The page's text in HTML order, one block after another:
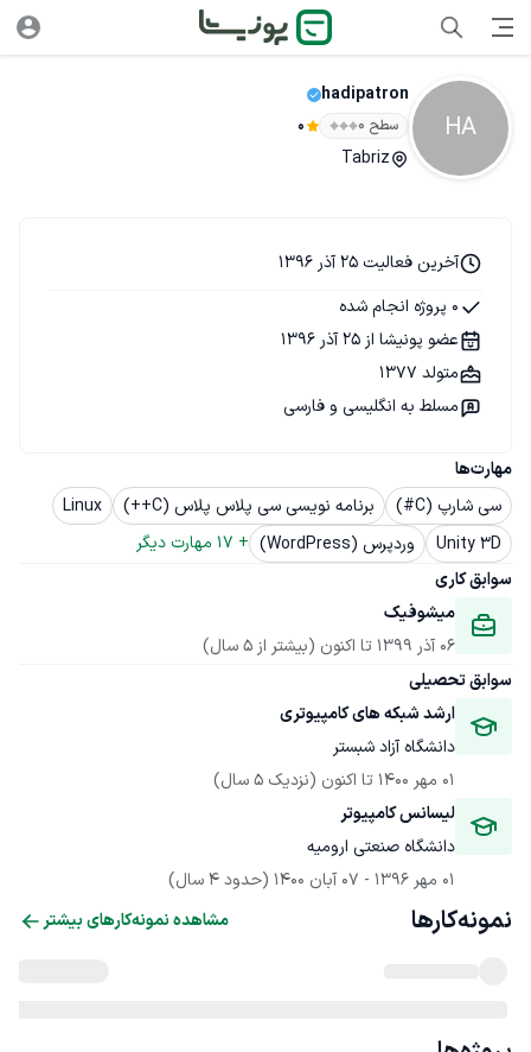
HA
hadipatron
سطح ۰ 0
Tabriz
مهارت‌ها
سی شارپ (C#)
برنامه نویسی سی پلاس پلاس (C++)
Linux
Unity 3D
وردپرس (WordPress) +
17 مهارت دیگر
سوابق کاری
میشوفیک
06 آذر 1399
تا اکنون (بیشتر از 5 سال)
سوابق تحصیلی
ارشد شبکه های کامپیوتری
دانشگاه آزاد شبستر
01 مهر 1400
تا اکنون (نزدیک 5 سال)
لیسانس کامپیوتر
دانشگاه صنعتی ارومیه
01 مهر 1396
- 07 آبان 1400 (حدود 4 سال)
آخرین فعالیت 25 آذر 1396
0 پروژه انجام شده
عضو پونیشا از 25 آذر 1396
متولد 1377
مسلط به انگلیسی و فارسی
نمونه‌کارها مشاهده نمونه‌کارهای بیشتر